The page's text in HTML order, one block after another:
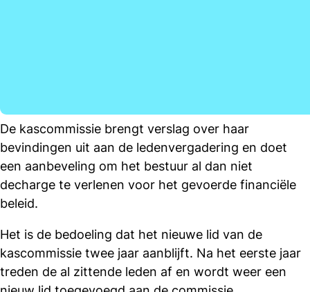
De kascommissie brengt verslag over haar
bevindingen uit aan de ledenvergadering en doet
een aanbeveling om het bestuur al dan niet
decharge te verlenen voor het gevoerde financiële
beleid.
Het is de bedoeling dat het nieuwe lid van de
kascommissie twee jaar aanblijft. Na het eerste jaar
treden de al zittende leden af en wordt weer een